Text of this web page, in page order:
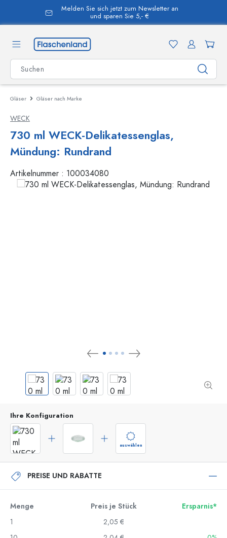
springen
Melden Sie sich jetzt zum Newsletter an
und sparen Sie 5,- €
Gläser Gläser nach Marke
WECK
730 ml WECK-Delikatessenglas,
Mündung: Rundrand
Artikelnummer : 100034080
Ihre Konfiguration
auswählen
PREISE UND RABATTE
Menge Preis je Stück
Ersparnis*
1
2,05 €